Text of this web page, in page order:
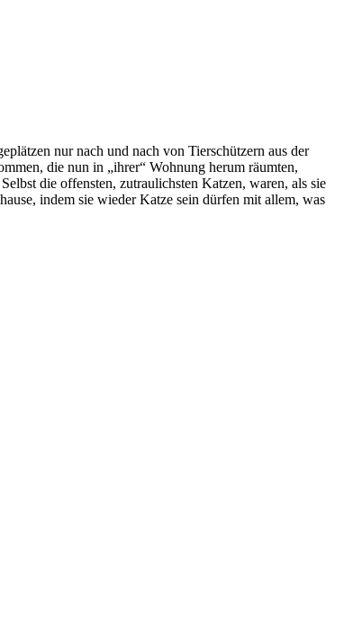
nur nach und nach von Tierschützern aus der
die nun in „ihrer“ Wohnung herum räumten,
die offensten, zutraulichsten Katzen, waren, als sie
indem sie wieder Katze sein dürfen mit allem, was